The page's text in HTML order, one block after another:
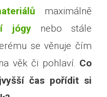
maximálně
jógy
nebo stále
se věnuje čím
věk či pohlaví. Co
čas pořídit si